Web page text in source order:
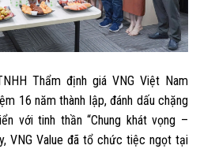
Thẩm định giá VNG Việt Nam
16 năm thành lập, đánh dấu chặng
với tinh thần “Chung khát vọng –
VNG Value đã tổ chức tiệc ngọt tại